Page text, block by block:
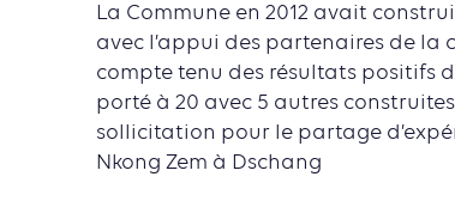
La Commune en 2012 avait
avec l’appui des partenaires de
compte tenu des résultats positifs
porté à 20 avec 5 autres
sollicitation pour le partage
Nkong Zem à Dschang